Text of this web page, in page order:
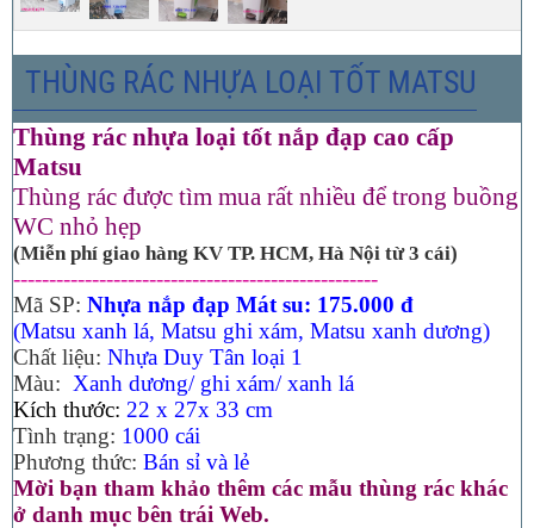
THÙNG RÁC NHỰA LOẠI TỐT MATSU
Thùng rác nhựa loại tốt nắp đạp cao cấp
Matsu
Thùng rác được tìm mua rất nhiều để trong buồng
WC nhỏ hẹp
(Miễn phí giao hàng KV TP. HCM, Hà Nội từ 3 cái)
---------------------------------------------------
Mã SP: Nhựa nắp đạp Mát su: 175.000 đ
(Matsu xanh lá, Matsu ghi xám, Matsu xanh dương)
Chất liệu: Nhựa Duy Tân loại 1
Màu: Xanh dương/ ghi xám/ xanh lá
Kích thước: 22 x 27x 33 cm
Tình trạng: 1000 cái
Phương thức: Bán sỉ và lẻ
Mời bạn tham khảo thêm các mẫu thùng rác khác
ở danh mục bên trái Web.